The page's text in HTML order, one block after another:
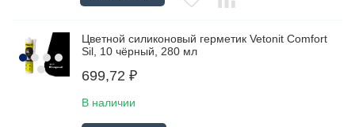
Цветной силиконовый герметик Vetonit Comfort
Sil, 10 чёрный, 280 мл
699,72 ₽
В наличии